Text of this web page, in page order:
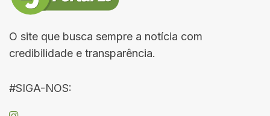
O site que busca sempre a notícia com
credibilidade e transparência.
#SIGA-NOS: